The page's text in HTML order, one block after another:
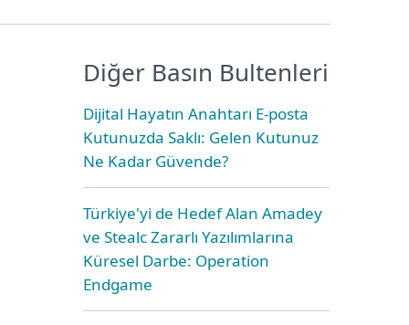
Diğer Basın Bultenleri
Dijital Hayatın Anahtarı E-posta
Kutunuzda Saklı: Gelen Kutunuz
Ne Kadar Güvende?
Türkiye'yi de Hedef Alan Amadey
ve Stealc Zararlı Yazılımlarına
Küresel Darbe: Operation
Endgame